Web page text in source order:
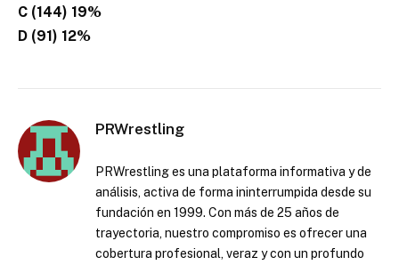
C (144) 19%
D (91) 12%
PRWrestling
PRWrestling es una plataforma informativa y de
análisis, activa de forma ininterrumpida desde su
fundación en 1999. Con más de 25 años de
trayectoria, nuestro compromiso es ofrecer una
cobertura profesional, veraz y con un profundo